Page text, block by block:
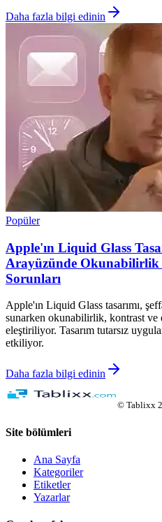
Daha fazla bilgi edinin
Popüler
Apple'ın Liquid Glass
Arayüzünde
Sorunları
Apple'ın Liquid Glass tasarımı,
sunarken okunabilirlik, kontrast ve
eleştiriliyor. Tasarım tutarsız
etkiliyor.
Daha fazla bilgi edinin
© Tablixx
Site bölümleri
Ana Sayfa
Kategoriler
Etiketler
Yazarlar